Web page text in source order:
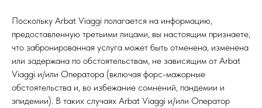
Поскольку Arbat Viaggi полагается на информацию,
предоставленную третьими лицами, вы настоящим признаете,
что забронированная услуга может быть отменена, изменена
или задержана по обстоятельствам, не зависящим от Arbat
Viaggi и/или Оператора (включая форс-мажорные
обстоятельства и, во избежание сомнений, пандемии и
эпидемии). В таких случаях Arbat Viaggi и/или Оператор